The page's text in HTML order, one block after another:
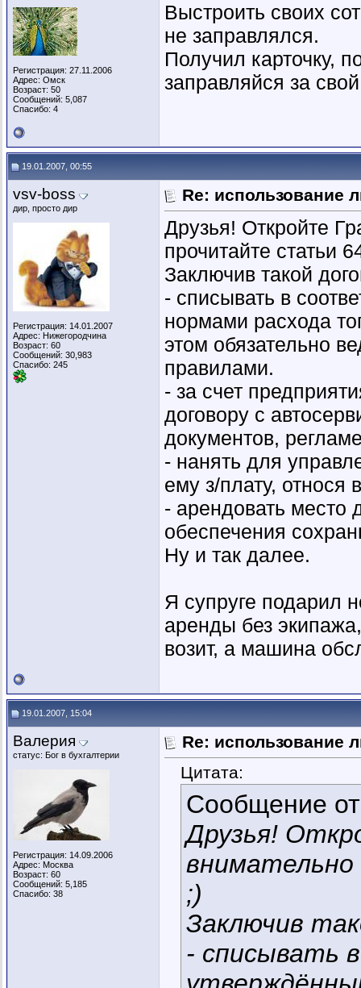
Регистрация: 27.11.2006
Адрес: Омск
Возраст: 50
Сообщений: 5,087
Спасибо: 4
Выстроить своих
не заправлялся.
Получил карточку,
заправляйся за свой
19.01.2007, 00:55
vsv-boss
дир, просто дир
Регистрация: 14.01.2007
Адрес: Нижегородчина
Возраст: 60
Сообщений: 30,983
Спасибо: 245
Re: использование
Друзья! Откройте
прочитайте статьи
Заключив такой
- списывать в
нормами расхода
этом обязательно
правилами.
- за счет
договору с
документов,
- нанять для
ему з/плату, относя
- арендовать место
обеспечения
Ну и так далее.
Я супруге подарил
аренды без
возит, а машина
19.01.2007, 15:04
Валерия
статус: Бог в бухгалтерии
Регистрация: 14.09.2006
Адрес: Москва
Возраст: 60
Сообщений: 5,185
Спасибо: 38
Re: использование
Цитата:
Сообщение
Друзья!
;)
Заключив
- списывать